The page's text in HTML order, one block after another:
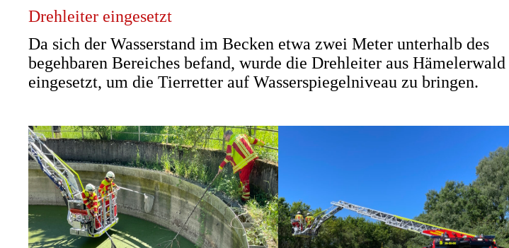
Drehleiter eingesetzt
Da sich der Wasserstand im Becken etwa zwei Meter unterhalb des
begehbaren Bereiches befand, wurde die Drehleiter aus Hämelerwald
eingesetzt, um die Tierretter auf Wasserspiegelniveau zu bringen.